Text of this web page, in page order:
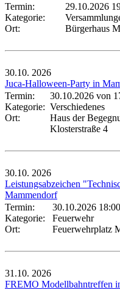
Termin:
29.10.2026
Kategorie:
Ort:
Bürgerhaus
30.10. 2026
Juca-Halloween-Party in
Termin:
30.10.2026 von
Kategorie: Verschiedenes
Ort:
Haus der
Klosterstraße 4
30.10. 2026
Leistungsabzeichen
Mammendorf
Termin:
30.10.2026
Kategorie:
Feuerwehr
Ort:
Feuerwehrplatz
31.10. 2026
FREMO Modellbahntreffen